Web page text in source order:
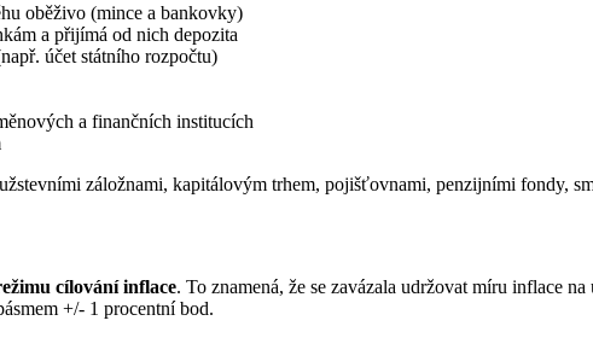
oběživo (mince a bankovky)
a přijímá od nich depozita
účet státního rozpočtu)
a finančních institucích
záložnami, kapitálovým trhem, pojišťovnami, penzijními fondy,
cílování inflace. To znamená, že se zavázala udržovat míru inflace
+/- 1 procentní bod.